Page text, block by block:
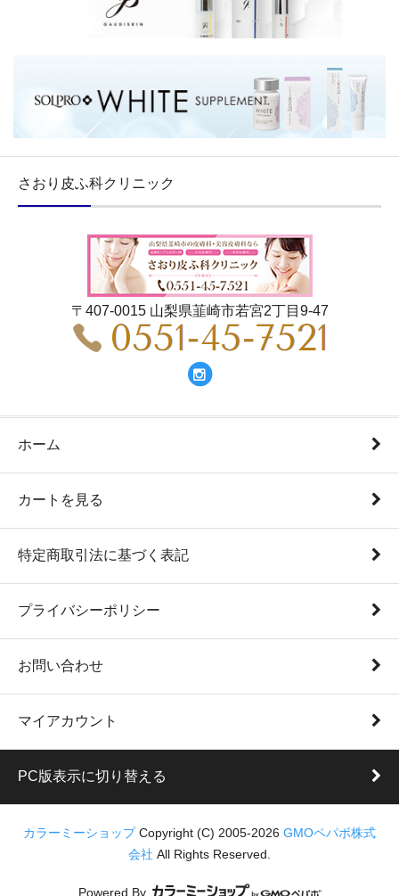
さおり皮ふ科クリニック
〒407-0015 山梨県韮崎市若宮2丁目9-47
ホーム
カートを見る
特定商取引法に基づく表記
プライバシーポリシー
お問い合わせ
マイアカウント
PC版表示に切り替える
カラーミーショップ Copyright (C) 2005-2026 GMOペパボ株式
会社 All Rights Reserved.
Powered By